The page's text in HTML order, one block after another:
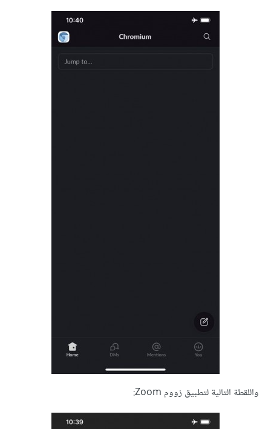
واللقطة التالية لتطبيق زووم Zoom: